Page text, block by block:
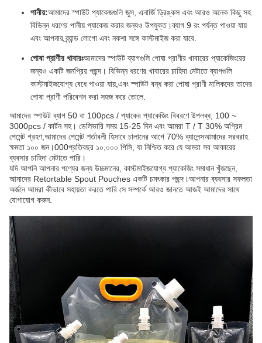
পানীয়:আমাদের স্পাউট প্যাকেজগুলি জুস, এনার্জি ড্রিঙ্কস এবং আরও অনেক কিছু সহ
বিভিন্ন ধরণের পানীয় প্যাকেজ করার জন্যও উপযুক্ত।ব্যাগ 9 রং পর্যন্ত পাওয়া যায়
এবং আপনার ব্র্যান্ড লোগো এবং নকশা সঙ্গে কাস্টমাইজ করা যাবে.
পোষা প্রাণীর খাবারঃআমাদের স্পাউট ব্যাগগুলি পোষা প্রাণীর খাবারের প্যাকেজিংয়ের
জন্যও একটি জনপ্রিয় পছন্দ। বিভিন্ন ধরণের খাবারের চাহিদা মেটাতে ব্যাগগুলি
কাস্টমাইজযোগ্য বেধে পাওয়া যায়,এবং স্পাউট বন্ধ করা পোষা প্রাণী মালিকদের তাদের
পোষা প্রাণী পরিবেশন করা সহজ করে তোলে.
আমাদের স্পাউট ব্যাগ 50 বা 100pcs / প্যাকের প্যাকেজিং বিবরণে উপলব্ধ, 100 ~
3000pcs / কার্টন সহ। ডেলিভারি সময় 15-25 দিন এবং আমরা T / T 30% অগ্রিম
পেমেন্ট গ্রহণ,আমাদের পেমেন্ট শর্তাবলী হিসাবে চালানের আগে 70% ব্যালেন্সআমাদের সরবরাহ
ক্ষমতা ১০০ জন।000প্রতিবছর ১০,০০০ পিসি, যা নিশ্চিত করে যে আমরা সব আকারের
ব্যবসার চাহিদা মেটাতে পারি।
যদি আপনি আপনার পণ্যের জন্য উচ্চমানের, কাস্টমাইজযোগ্য প্যাকেজিং সমাধান খুঁজছেন,
আমাদের Retortable Spout Pouches একটি চমৎকার পছন্দ।আপনার ব্যবসার সফলতা
অর্জনে আমরা কীভাবে সহায়তা করতে পারি সে সম্পর্কে আরও জানতে আজই আমাদের সাথে
যোগাযোগ করুন.